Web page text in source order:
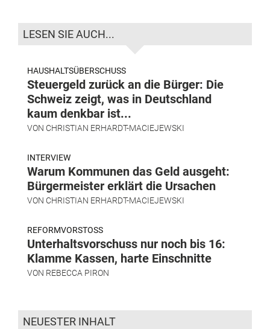
LESEN SIE AUCH...
HAUSHALTSÜBERSCHUSS
Steuergeld zurück an die Bürger: Die
Schweiz zeigt, was in Deutschland
kaum denkbar ist...
VON CHRISTIAN ERHARDT-MACIEJEWSKI
INTERVIEW
Warum Kommunen das Geld ausgeht:
Bürgermeister erklärt die Ursachen
VON CHRISTIAN ERHARDT-MACIEJEWSKI
REFORMVORSTOSS
Unterhaltsvorschuss nur noch bis 16:
Klamme Kassen, harte Einschnitte
VON REBECCA PIRON
NEUESTER INHALT